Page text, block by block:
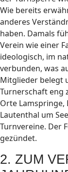
Wie bereits
anderes
haben. Damals
Verein wie einer
ideologisch, im
verbunden, was
Mitglieder belegt
Turnerschaft eng
Orte
Lautenthal um
Turnvereine. Der
gezündet.
2. ZUM